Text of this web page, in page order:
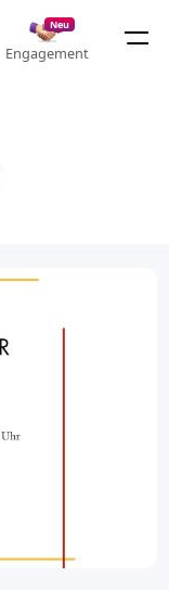
Neu
Engagement